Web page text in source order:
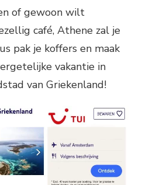
of gewoon wilt
café, Athene zal je
pak je koffers en maak
vakantie in
van Griekenland!